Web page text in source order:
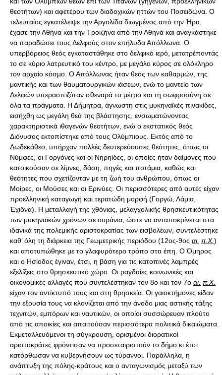
θεοτήτων) και αφετέρου των διαδοχικών ηττών του Ποσειδώνα. Ο
τελευταίος εγκατέλειψε την Αργολίδα διωγμένος από την Ήρα,
έχασε την Αθήνα και την Τροιζήνα από την Αθηνά και αναγκάστηκε
να παραδώσει τους Δελφούς στον επήλυδα Απόλλωνα. Ο
υπερβόρειος θεός εγκαταστάθηκε στο δελφικό ιερό, μετατρέποντάς
το σε κύριο λατρευτικό του κέντρο, με μεγάλο κύρος σε ολόκληρο
τον αρχαίο κόσμο. Ο Απόλλωνας ήταν θεός των καθαρμών, της
μαντικής και των θαυματουργικών ιάσεων, ενώ το μαντείο των
Δελφών υπερασπιζόταν σθεναρά το μέτρο και τη σωφροσύνη σε
όλα τα πράγματα. Η Δήμητρα, άγνωστη στις μυκηναϊκές πινακίδες,
εισήχθη ως μεγάλη θεά της βλάστησης, ενσωματώνοντας
χαρακτηριστικά ιθαγενών θεοτήτων, ενώ ο εκστατικός θεός
Διόνυσος εκτοπίστηκε από τους Ολύμπιους. Εκτός από το
Δωδεκάθεο, υπήρχαν πολλές δευτερεύουσες θεότητες, όπως οι
Νύμφες, οι Γοργόνες και οι Νηρηίδες, οι οποίες ήταν δαίμονες που
κατοικούσαν σε λίμνες, δάση, πηγές και ποτάμια, καθώς και
θεότητες που σχετίζονταν με τη ζωή του ανθρώπου, όπως οι
Μοίρες, οι Μούσες και οι Ερινύες. Οι περισσότερες από αυτές είχαν
προελληνική καταγωγή και τερατώδη μορφή (Γοργώ, Λάμια,
Έχιδνα). Η μεταλλαγή της χθόνιας, μελαγχολικής θρησκευτικότητας
των μυκηναϊκών χρόνων σε ουράνια, ώστε να ανταποκρίνεται στα
ιδανικά της πολεμικής αριστοκρατίας των εισβολέων, συντελέστηκε
καθ’ όλη τη διάρκεια της Γεωμετρικής περιόδου (12ος-9ος αι. π.Χ.)
και αποτυπώθηκε με το γλαφυρότερο τρόπο στα έπη. Ο Όμηρος
και ο Ησίοδος έγιναν, έτσι, η βάση για τις κατοπινές λαμπρές
εξελίξεις στο θρησκευτικό χώρο. Οι ραγδαίες κοινωνικές και
οικονομικές αλλαγές που συντελέστηκαν τον 8ο και τον 7ο αι. π.Χ.
είχαν τον αντίκτυπό τους και στη θρησκεία. Οι γαιοκτήμονες είδαν
την εξουσία τους να κλονίζεται από την άνοδο μιας αστικής τάξης
τεχνιτών, εμπόρων και ναυτικών, οι οποίοι συσσώρευαν πλούτο
από τις αποικίες και απαιτούσαν περισσότερα πολιτικά δικαιώματα.
Εκμεταλλευόμενοι τη σύγκρουση, ορισμένοι διορατικοί
αριστοκράτες φρόντισαν να προσεταιριστούν το δήμο κι έτσι
κατόρθωσαν να κυβερνήσουν ως τύραννοι. Παράλληλα, η
ανάπτυξη της πόλης-κράτους και ο ανταγωνισμός μεταξύ των